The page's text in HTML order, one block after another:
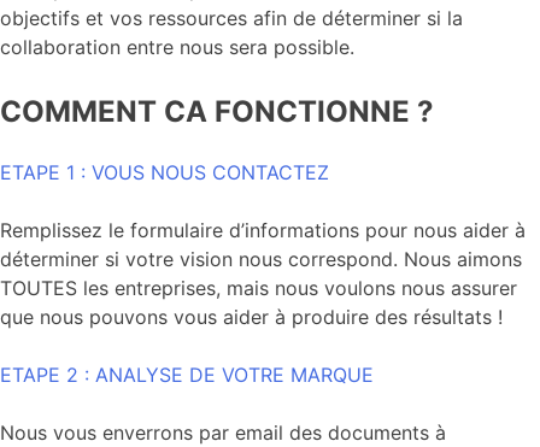
objectifs et vos ressources afin de déterminer si la
collaboration entre nous sera possible.
COMMENT CA FONCTIONNE ?
ETAPE 1 : VOUS NOUS CONTACTEZ
Remplissez le formulaire d’informations pour nous aider à
déterminer si votre vision nous correspond. Nous aimons
TOUTES les entreprises, mais nous voulons nous assurer
que nous pouvons vous aider à produire des résultats !
ETAPE 2 : ANALYSE DE VOTRE MARQUE
Nous vous enverrons par email des documents à